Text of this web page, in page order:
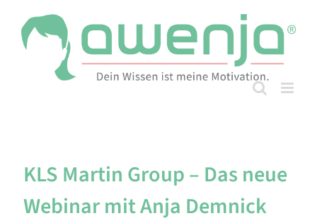
content
KLS Martin Group – Das neue
Webinar mit Anja Demnick